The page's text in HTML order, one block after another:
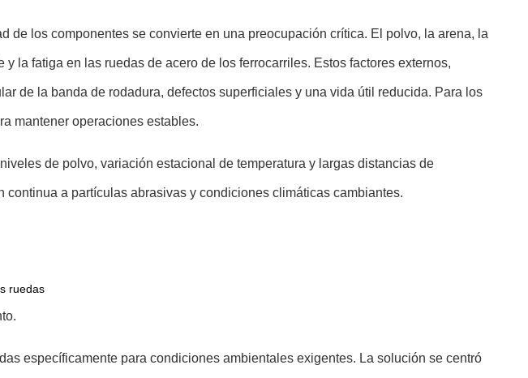
los componentes se convierte en una preocupación crítica. El polvo, la arena, la
la fatiga en las ruedas de acero de los ferrocarriles. Estos factores externos,
de la banda de rodadura, defectos superficiales y una vida útil reducida. Para los
mantener operaciones estables.
de polvo, variación estacional de temperatura y largas distancias de
a partículas abrasivas y condiciones climáticas cambiantes.
ruedas
específicamente para condiciones ambientales exigentes. La solución se centró